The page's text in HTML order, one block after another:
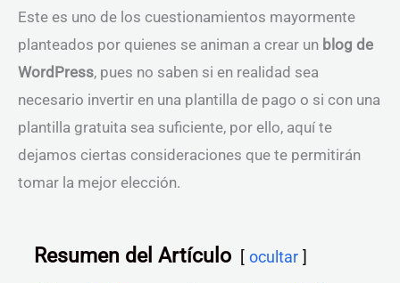
Este es uno de los cuestionamientos mayormente
planteados por quienes se animan a crear un blog de
WordPress, pues no saben si en realidad sea
necesario invertir en una plantilla de pago o si con una
plantilla gratuita sea suficiente, por ello, aquí te
dejamos ciertas consideraciones que te permitirán
tomar la mejor elección.
Resumen del Artículo ocultar